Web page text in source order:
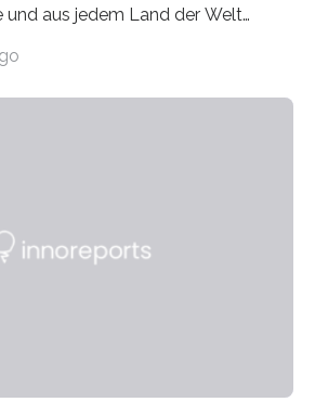
und aus jedem Land der Welt
bemerkenswertesten
Award in Biomedicine ist in